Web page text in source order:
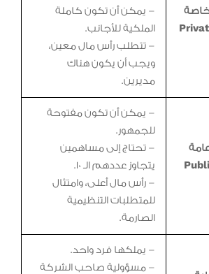
– يمكن أن تكون كاملة
الملكية للأجانب.
– تتطلب رأس مال معين،
ويجب أن يكون هناك
مديرين.
– يمكن أن تكون مفتوحة
للجمهور.
– تحتاج إلى مساهمين
يتجاوز عددهم الـ 10.
– رأس مال أعلى، وامتثال
للمتطلبات التنظيمية
الصارمة.
– يملكها فرد واحد.
– مسؤولية صاحب الشركة